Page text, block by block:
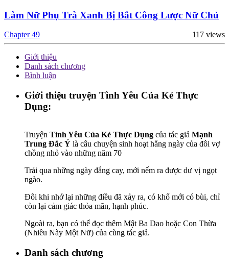
Làm Nữ Phụ Trà Xanh Bị Bắt Công Lược Nữ Chủ
117 views
Chapter 49
Giới thiệu
Danh sách chương
Bình luận
Giới thiệu truyện Tình Yêu Của Kẻ Thực
Dụng:
Truyện Tình Yêu Của Kẻ Thực Dụng của tác giả Mạnh
Trung Đắc Ý là câu chuyện sinh hoạt hằng ngày của đôi vợ
chồng nhỏ vào những năm 70
Trải qua những ngày đắng cay, mới nếm ra được dư vị ngọt
ngào.
Đôi khi nhớ lại những điều đã xảy ra, có khổ mới có bùi, chỉ
còn lại cảm giác thỏa mãn, hạnh phúc.
Ngoài ra, bạn có thể đọc thêm Mật Ba Dao hoặc Con Thừa
(Nhiều Này Một Nữ) của cùng tác giả.
Danh sách chương